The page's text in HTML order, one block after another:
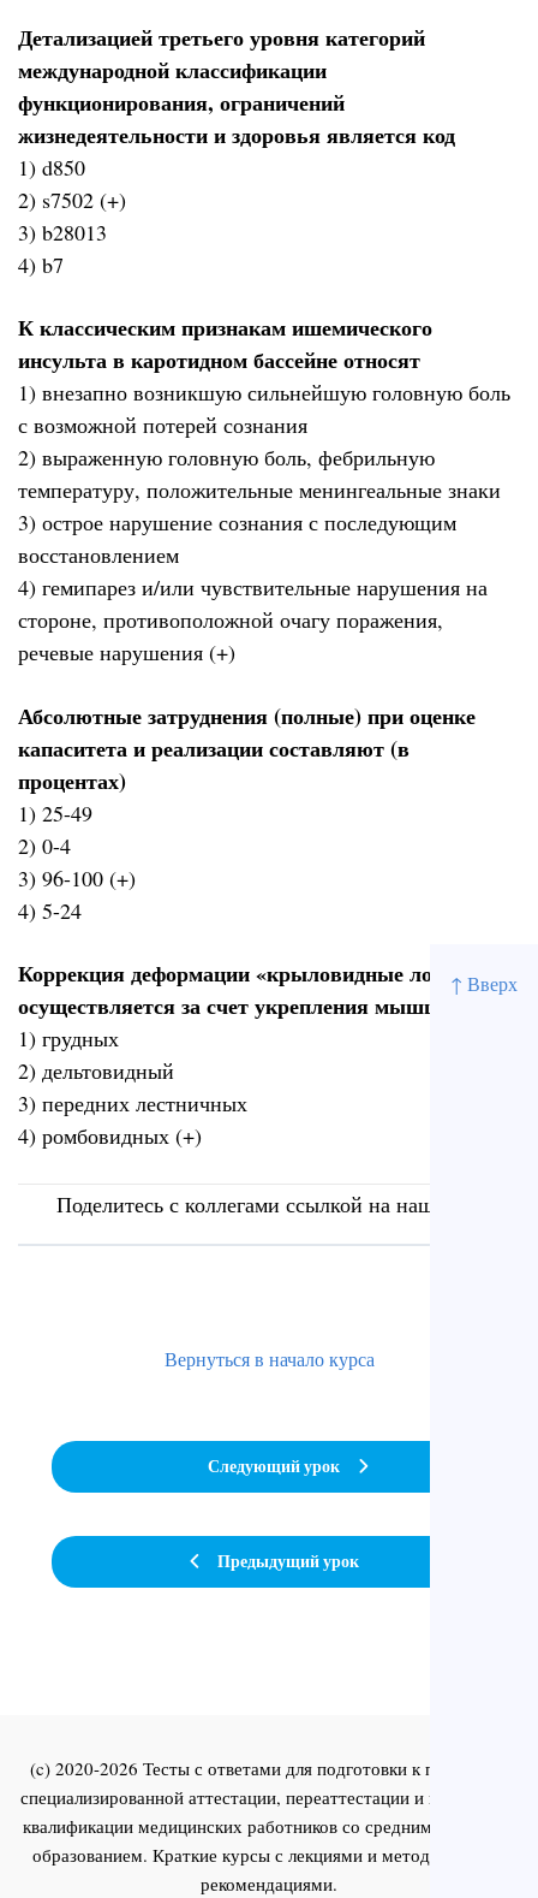
↑ Вверх
Детализацией третьего уровня категорий
международной классификации
функционирования, ограничений
жизнедеятельности и здоровья является код
1) d850
2) s7502 (+)
3) b28013
4) b7
К классическим признакам ишемического
инсульта в каротидном бассейне относят
1) внезапно возникшую сильнейшую головную боль
с возможной потерей сознания
2) выраженную головную боль, фебрильную
температуру, положительные менингеальные знаки
3) острое нарушение сознания с последующим
восстановлением
4) гемипарез и/или чувствительные нарушения на
стороне, противоположной очагу поражения,
речевые нарушения (+)
Абсолютные затруднения (полные) при оценке
капаситета и реализации составляют (в
процентах)
1) 25-49
2) 0-4
3) 96-100 (+)
4) 5-24
Коррекция деформации «крыловидные лопатки»
осуществляется за счет укрепления мышц
1) грудных
2) дельтовидный
3) передних лестничных
4) ромбовидных (+)
Поделитесь с коллегами ссылкой на наш сайт
Предыдущий урок
Вернуться в начало курса
Следующий урок
(c) 2020-2026 Тесты с ответами для подготовки к первичной
специализированной аттестации, переаттестации и повышения
квалификации медицинских работников со средним и высшим
образованием. Краткие курсы с лекциями и методическими
рекомендациями.